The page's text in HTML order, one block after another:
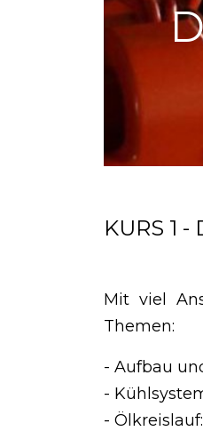
KURS 1
Mit viel
Themen:
- Aufbau
-
-